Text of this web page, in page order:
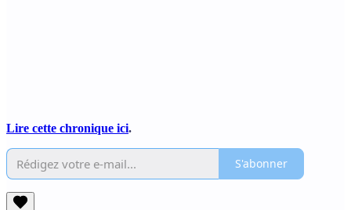
Lire cette chronique ici.
S'abonner